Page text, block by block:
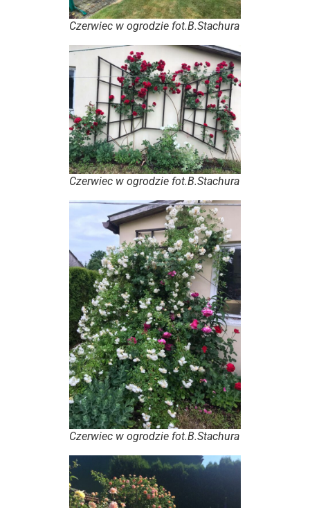
Czerwiec w ogrodzie fot.B.Stachura
Czerwiec w ogrodzie fot.B.Stachura
Czerwiec w ogrodzie fot.B.Stachura